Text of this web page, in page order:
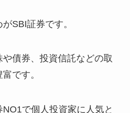
SBI証券です。
債券、投資信託などの取
です。
で個人投資家に人気と